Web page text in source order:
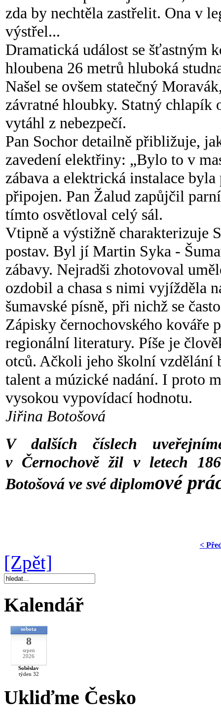
zda by nechtěla zastřelit. Ona v
výstřel...
Dramatická událost se šťastným
hloubena 26 metrů hluboká
Našel se ovšem statečný
závratné hloubky. Statný chlapík
vytáhl z nebezpečí.
Pan Sochor detailně přibližuje,
zavedení elektřiny: „Bylo to v
zábava a elektrická instalace
připojen. Pan Žalud zapůjčil
tímto osvětloval celý sál.
Vtipně a výstižně charakterizuje
postav. Byl jí Martin Syka -
zábavy. Nejradši zhotovoval
ozdobil a chasa s nimi vyjížděla
šumavské písně, při nichž se
Zápisky černochovského kováře
regionální literatury. Píše je
otců. Ačkoli jeho školní vzdělání
talent a múzické nadání. I proto
vysokou vypovídací hodnotu.
Jiřina Botošová
V dalších číslech
v Černochově žil v letech
Botošová ve své diplomové
<
[Zpět]
Kalendář
sobota
8
srpen
2026
Soběslav
týden 32
Ukliďme Česko